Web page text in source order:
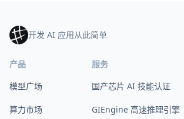
开发 AI 应用从此简单
产品
模型广场
算力市场
服务
国产芯片 AI 技能认证
GIEngine 高速推理引擎